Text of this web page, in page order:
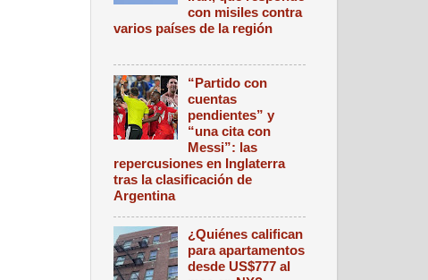
con misiles contra
varios países de la región
“Partido con
cuentas
pendientes” y
“una cita con
Messi”: las
repercusiones en Inglaterra
tras la clasificación de
Argentina
¿Quiénes califican
para apartamentos
desde US$777 al